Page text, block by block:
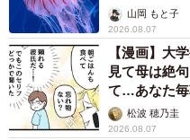
ごい」山岡 もと子
2026.08.07
【漫画】大
見て母は絶
て…あなた毎
松波 穂乃圭
2026.08.07